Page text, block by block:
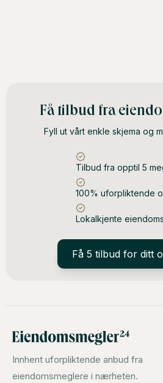
Få tilbud fra
Fyll ut vårt enkle skjema og
Tilbud fra opptil 5
100% uforpliktende
Lokalkjente
Få 5 tilbud for ditt
Innhent uforpliktende anbud fra
eiendomsmeglere i nærheten.